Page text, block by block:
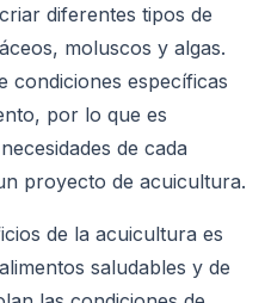
diferentes tipos de
moluscos y algas.
condiciones específicas
por lo que es
de cada
proyecto de acuicultura.
de la acuicultura es
saludables y de